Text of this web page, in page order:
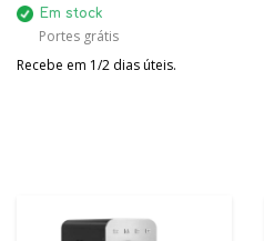
Em stock
Portes grátis
Recebe em 1/2 dias úteis.